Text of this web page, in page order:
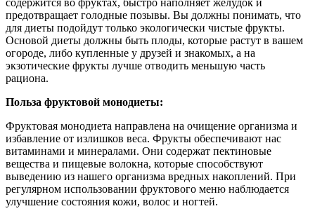
предотвращает голодные позывы. Вы должны понимать, что
для диеты подойдут только экологически чистые фрукты.
Основой диеты должны быть плоды, которые растут в вашем
огороде, либо купленные у друзей и знакомых, а на
экзотические фрукты лучше отводить меньшую часть
рациона.
Польза фруктовой монодиеты:
Фруктовая монодиета направлена на очищение организма и
избавление от излишков веса. Фрукты обеспечивают нас
витаминами и минералами. Они содержат пектиновые
вещества и пищевые волокна, которые способствуют
выведению из нашего организма вредных накоплений. При
регулярном использовании фруктового меню наблюдается
улучшение состояния кожи, волос и ногтей.